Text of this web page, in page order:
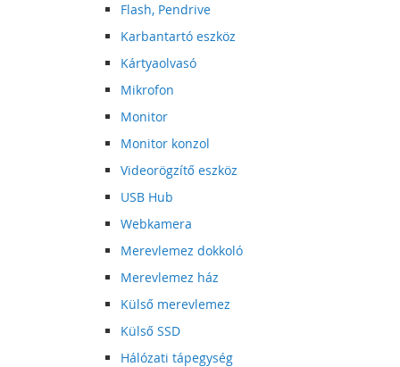
Flash, Pendrive
Karbantartó eszköz
Kártyaolvasó
Mikrofon
Monitor
Monitor konzol
Videorögzítő eszköz
USB Hub
Webkamera
Merevlemez dokkoló
Merevlemez ház
Külső merevlemez
Külső SSD
Hálózati tápegység